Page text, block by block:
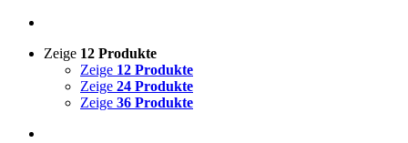
Zeige 12 Produkte
Zeige 12 Produkte
Zeige 24 Produkte
Zeige 36 Produkte